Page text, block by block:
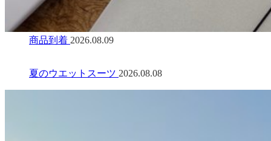
商品到着 2026.08.09
夏のウエットスーツ 2026.08.08